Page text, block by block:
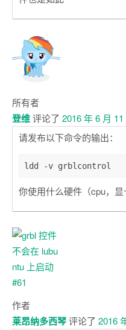
所有者
登维评论了 2016 年 6 月 11
请发布以下命令的输出：
你使用什么硬件（cpu，显
作者
莱昂纳多西琴评论了 2016